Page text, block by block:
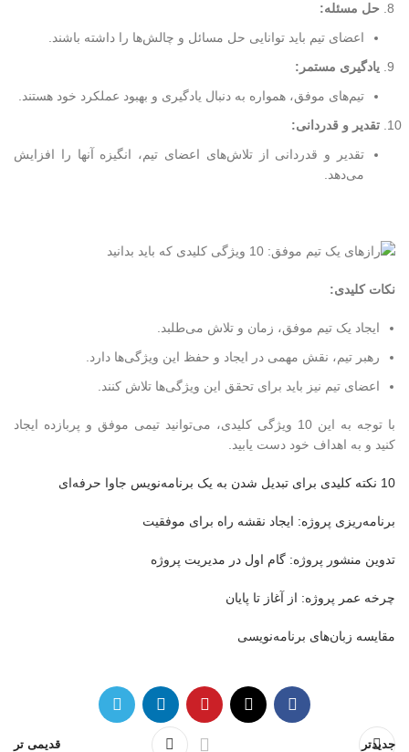
حل مسئله:
اعضای تیم باید توانایی حل مسائل و چالش‌ها را داشته باشند.
یادگیری مستمر:
تیم‌های موفق، همواره به دنبال یادگیری و بهبود عملکرد خود هستند.
تقدیر و قدردانی:
تقدیر و قدردانی از تلاش‌های اعضای تیم، انگیزه آنها را افزایش
می‌دهد.
نکات کلیدی:
ایجاد یک تیم موفق، زمان و تلاش می‌طلبد.
رهبر تیم، نقش مهمی در ایجاد و حفظ این ویژگی‌ها دارد.
اعضای تیم نیز باید برای تحقق این ویژگی‌ها تلاش کنند.
با توجه به این 10 ویژگی کلیدی، می‌توانید تیمی موفق و پربازده ایجاد
کنید و به اهداف خود دست یابید.
10 نکته کلیدی برای تبدیل شدن به یک برنامه‌نویس جاوا حرفه‌ای
برنامه‌ریزی پروژه: ایجاد نقشه راه برای موفقیت
تدوین منشور پروژه: گام اول در مدیریت پروژه
چرخه عمر پروژه: از آغاز تا پایان
مقایسه زبان‌های برنامه‌نویسی
جدیدتر قدیمی تر